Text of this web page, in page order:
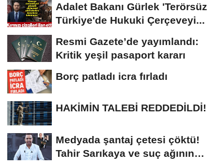
Adalet Bakanı Gürlek 'Terörsüz
Türkiye'de Hukuki Çerçeveyi...
Resmi Gazete’de yayımlandı:
Kritik yeşil pasaport kararı
Borç patladı icra fırladı
HAKİMİN TALEBİ REDDEDİLDİ!
Medyada şantaj çetesi çöktü!
Tahir Sarıkaya ve suç ağının